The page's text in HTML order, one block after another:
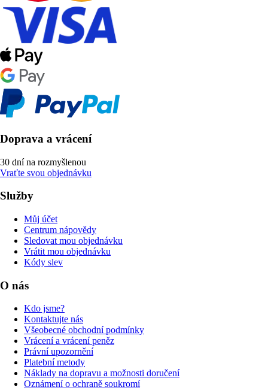
Doprava a vrácení
30 dní na rozmyšlenou
Vraťte svou objednávku
Služby
Můj účet
Centrum nápovědy
Sledovat mou objednávku
Vrátit mou objednávku
Kódy slev
O nás
Kdo jsme?
Kontaktujte nás
Všeobecné obchodní podmínky
Vrácení a vrácení peněz
Právní upozornění
Platební metody
Náklady na dopravu a možnosti doručení
Oznámení o ochraně soukromí